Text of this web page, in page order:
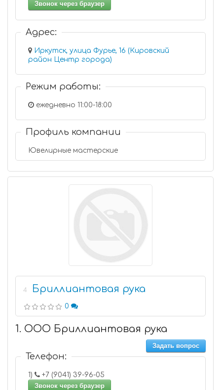
Звонок через браузер
Адрес:
Иркутск, улица Фурье, 16 (Кировский
район Центр города)
Режим работы:
ежедневно 11:00-18:00
Профиль компании
Ювелирные мастерские
4 Бриллиантовая рука
0
1. ООО Бриллиантовая рука
Задать вопрос
Телефон:
1)
+7 (9041) 39-96-05
Звонок через браузер